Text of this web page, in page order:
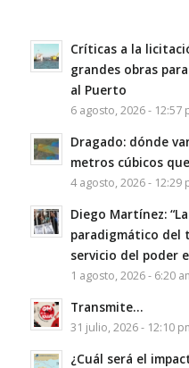
Críticas a la
grandes obras
al Puerto
6 agosto, 2026 - 12:57
Dragado: dónde
metros cúbicos
4 agosto, 2026 - 12:29
Diego Martínez:
paradigmático del
servicio del poder
1 agosto, 2026 - 6:20
Transmite…
31 julio, 2026 - 12:10
¿Cuál será el